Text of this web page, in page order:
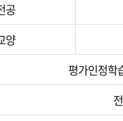
공
양
평가인정학